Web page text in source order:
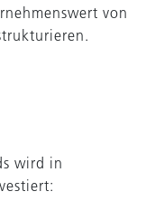
von
wird in